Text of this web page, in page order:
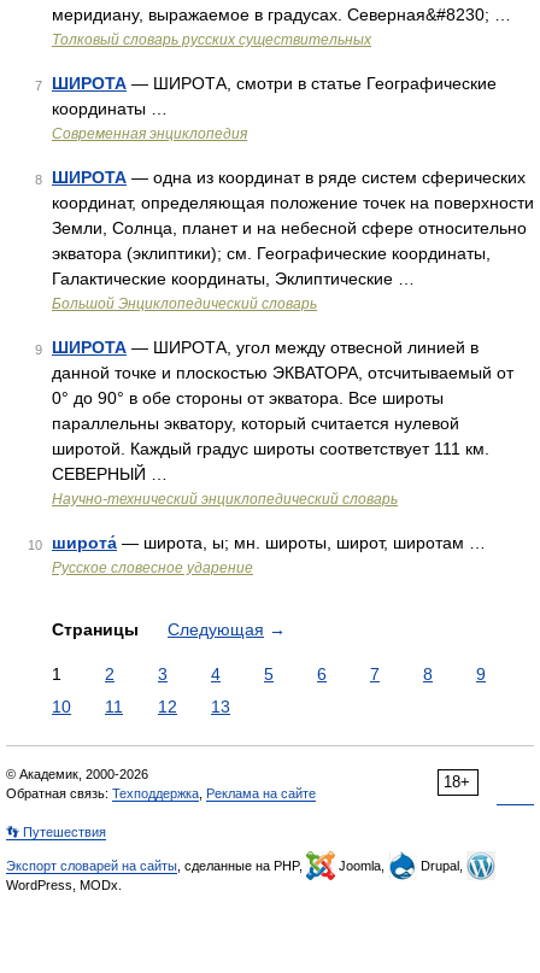
меридиану, выражаемое в градусах. Северная&#8230; …
Толковый словарь русских существительных
7 ШИРОТА — ШИРОТА, смотри в статье Географические
координаты …
Современная энциклопедия
8 ШИРОТА — одна из координат в ряде систем сферических
координат, определяющая положение точек на поверхности
Земли, Солнца, планет и на небесной сфере относительно
экватора (эклиптики); см. Географические координаты,
Галактические координаты, Эклиптические …
Большой Энциклопедический словарь
9 ШИРОТА — ШИРОТА, угол между отвесной линией в
данной точке и плоскостью ЭКВАТОРА, отсчитываемый от
0° до 90° в обе стороны от экватора. Все широты
параллельны экватору, который считается нулевой
широтой. Каждый градус широты соответствует 111 км.
СЕВЕРНЫЙ …
Научно-технический энциклопедический словарь
10 широта́ — широта, ы; мн. широты, широт, широтам …
Русское словесное ударение
Страницы Следующая →
1 2 3 4 5 6 7 8
9
10
11 12 13
18+
© Академик, 2000-2026
Обратная связь: Техподдержка Реклама на сайте
👣 Путешествия
Экспорт словарей на сайты , сделанные на PHP, Joomla,
Drupal,
WordPress, MODx.